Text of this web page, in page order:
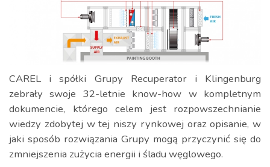
CAREL i spółki Grupy Recuperator i Klingenburg
zebrały swoje 32-letnie know-how w kompletnym
dokumencie, którego celem jest rozpowszechnianie
wiedzy zdobytej w tej niszy rynkowej oraz opisanie, w
jaki sposób rozwiązania Grupy mogą przyczynić się do
zmniejszenia zużycia energii i śladu węglowego.